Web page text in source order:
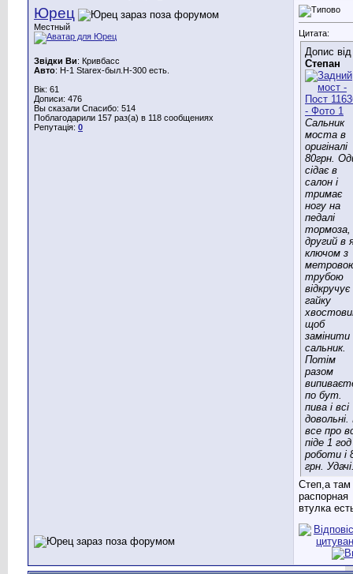
Юрец
Местный
Звідки Ви: Кривбасс
Авто: H-1 Starex-был.Н-300 есть.
Вік: 61
Дописи: 476
Вы сказали Спасибо: 514
Поблагодарили 157 раз(а) в 118 сообщениях
Репутація: 0
Цитата:
Допис від
Степан
Сальник
моста в
оригіналі
80грн.
сідає в
салон і
тримає
ногу на
педалі
тормоза,
другий в
ключом з
трубою
відкручує
гайку
щоб
замінити
сальник.
Потім
разом
по бут.
пива і всі
все про
піде 1 год
роботи і
грн.
Степ,а там
распорная
втулка